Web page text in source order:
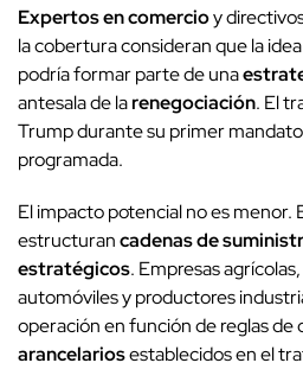
Expertos en comercioy
la cobertura consideran que la
podría formar parte de una
antesala de larenegociación. El
Trump durante su primer
programada.
El impacto potencial no es menor.
estructurancadenas de
estratégicos. Empresas
automóviles y productores
operación en función de reglas de
arancelariosestablecidos en el